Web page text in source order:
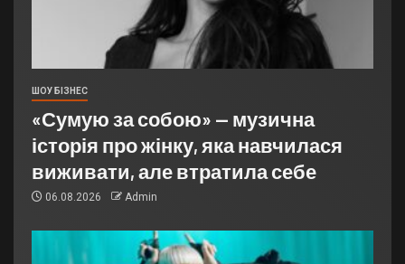
ШОУ БІЗНЕС
«Сумую за собою» — музична
історія про жінку, яка навчилася
виживати, але втратила себе
06.08.2026 Admin